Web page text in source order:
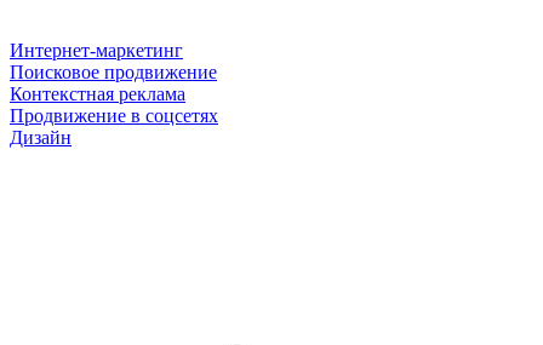
Интернет-маркетинг
Поисковое продвижение
Контекстная реклама
Продвижение в соцсетях
Дизайн